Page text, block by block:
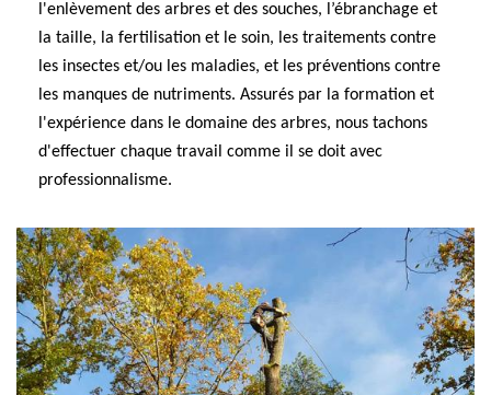
l'enlèvement des arbres et des souches, l’ébranchage et
la taille, la fertilisation et le soin, les traitements contre
les insectes et/ou les maladies, et les préventions contre
les manques de nutriments. Assurés par la formation et
l'expérience dans le domaine des arbres, nous tachons
d'effectuer chaque travail comme il se doit avec
professionnalisme.